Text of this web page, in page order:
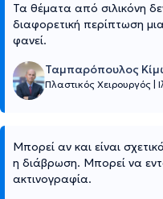
Τα θέματα από σιλικόνη
διαφορετική περίπτωση
φανεί.
Ταμπαρόπουλος
Πλαστικός Χειρουργός
Μπορεί αν και είναι
η διάβρωση. Μπορεί να
ακτινογραφία.